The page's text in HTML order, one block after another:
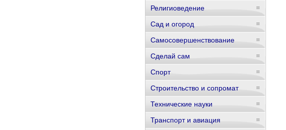
Религиоведение
Сад и огород
Самосовершенствование
Сделай сам
Спорт
Строительство и сопромат
Технические науки
Транспорт и авиация